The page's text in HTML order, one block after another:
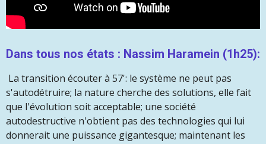
Dans tous nos états : Nassim Haramein (1h25):
La transition écouter à 57': le système ne peut pas
s'autodétruire; la nature cherche des solutions, elle fait
que l'évolution soit acceptable; une société
autodestructive n'obtient pas des technologies qui lui
donnerait une puissance gigantesque; maintenant les